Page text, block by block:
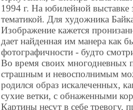
1994 г. На юбилейной выставке
тематикой. Для художника
Изображение кажется
дает найденная им манера как
фотографичности - будто
Во время своих многодневных
страшным и невосполнимым
родился образ искалеченных,
сухие ветки, с обнаженными
Картины несут в себе тревогу,